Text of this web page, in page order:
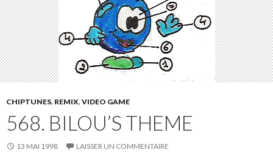
CHIPTUNES, REMIX, VIDEO GAME
568. BILOU’S THEME
13 MAI 1998 LAISSER UN COMMENTAIRE